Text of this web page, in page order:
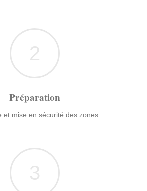
2
Préparation
et mise en sécurité des zones.
3